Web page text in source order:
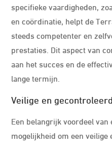
specifieke vaardigheden,
en coördinatie, helpt de
steeds competenter en
prestaties. Dit aspect van
aan het succes en de
lange termijn.
Veilige en
Een belangrijk voordeel
mogelijkheid om een veilige